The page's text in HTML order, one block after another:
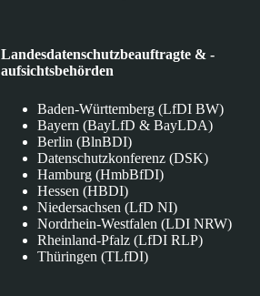
Landesdatenschutzbeauftragte & -
aufsichtsbehörden
Baden-Württemberg (LfDI BW)
Bayern (BayLfD & BayLDA)
Berlin (BlnBDI)
Datenschutzkonferenz (DSK)
Hamburg (HmbBfDI)
Hessen (HBDI)
Niedersachsen (LfD NI)
Nordrhein-Westfalen (LDI NRW)
Rheinland-Pfalz (LfDI RLP)
Thüringen (TLfDI)